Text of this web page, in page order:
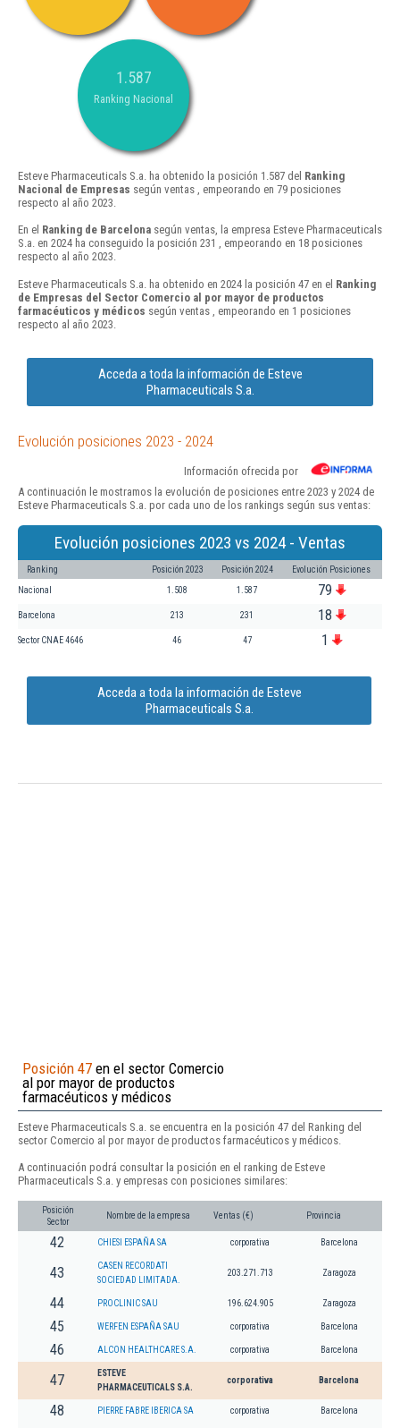
1.587
Ranking Nacional
Esteve Pharmaceuticals S.a. ha obtenido la posición 1.587 del Ranking
Nacional de Empresas según ventas , empeorando en 79 posiciones
respecto al año 2023.
En el Ranking de Barcelona según ventas, la empresa Esteve Pharmaceuticals
S.a. en 2024 ha conseguido la posición 231 , empeorando en 18 posiciones
respecto al año 2023.
Esteve Pharmaceuticals S.a. ha obtenido en 2024 la posición 47 en el Ranking
de Empresas del Sector Comercio al por mayor de productos
farmacéuticos y médicos según ventas , empeorando en 1 posiciones
respecto al año 2023.
Acceda a toda la información de Esteve
Pharmaceuticals S.a.
Evolución posiciones 2023 - 2024
Información ofrecida por
A continuación le mostramos la evolución de posiciones entre 2023 y 2024 de
Esteve Pharmaceuticals S.a. por cada uno de los rankings según sus ventas:
Evolución posiciones 2023 vs 2024 - Ventas
Ranking Posición 2023 Posición 2024 Evolución Posiciones
Nacional 1.508 1.587 79
Barcelona 213 231 18
Sector CNAE 4646 46 47 1
Acceda a toda la información de Esteve
Pharmaceuticals S.a.
Posición 47 en el sector Comercio
al por mayor de productos
farmacéuticos y médicos
Esteve Pharmaceuticals S.a. se encuentra en la posición 47 del Ranking del
sector Comercio al por mayor de productos farmacéuticos y médicos.
A continuación podrá consultar la posición en el ranking de Esteve
Pharmaceuticals S.a. y empresas con posiciones similares:
Posición
Sector
Nombre de la empresa Ventas (€) Provincia
42 CHIESI ESPAÑA SA corporativa Barcelona
43
CASEN RECORDATI
SOCIEDAD LIMITADA.
203.271.713 Zaragoza
44 PROCLINIC SAU 196.624.905 Zaragoza
45 WERFEN ESPAÑA SAU corporativa Barcelona
46 ALCON HEALTHCARE S.A. corporativa Barcelona
47
ESTEVE
PHARMACEUTICALS S.A.
corporativa Barcelona
48 PIERRE FABRE IBERICA SA corporativa Barcelona